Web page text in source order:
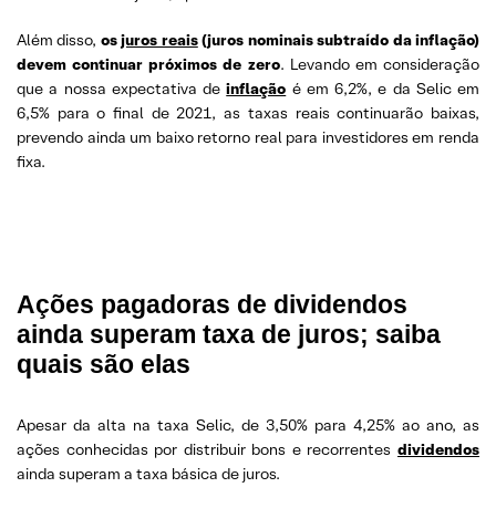
Além disso, osjuros reais(juros nominais subtraído da inflação)
devem continuar próximos de zero. Levando em consideração
que a nossa expectativa deinflação é em 6,2%, e da Selic em
6,5% para o final de 2021, as taxas reais continuarão baixas,
prevendo ainda um baixo retorno real para investidores em renda
fixa.
Ações pagadoras de dividendos
ainda superam taxa de juros; saiba
quais são elas
Apesar da alta na taxa Selic, de 3,50% para 4,25% ao ano, as
ações conhecidas por distribuir bons e recorrentes dividendos
ainda superam a taxa básica de juros.